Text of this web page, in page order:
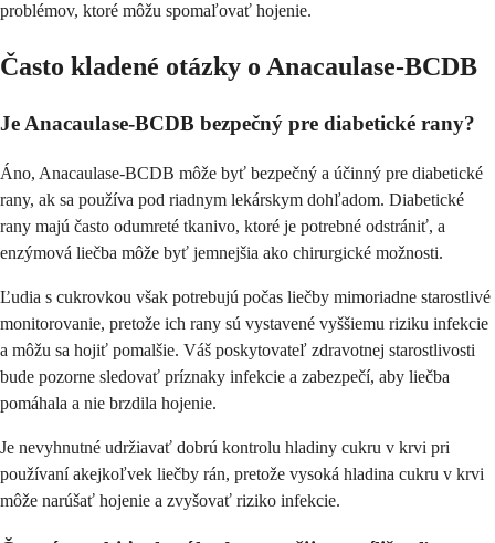
problémov, ktoré môžu spomaľovať hojenie.
Často kladené otázky o Anacaulase-BCDB
Je Anacaulase-BCDB bezpečný pre diabetické rany?
Áno, Anacaulase-BCDB môže byť bezpečný a účinný pre diabetické
rany, ak sa používa pod riadnym lekárskym dohľadom. Diabetické
rany majú často odumreté tkanivo, ktoré je potrebné odstrániť, a
enzýmová liečba môže byť jemnejšia ako chirurgické možnosti.
Ľudia s cukrovkou však potrebujú počas liečby mimoriadne starostlivé
monitorovanie, pretože ich rany sú vystavené vyššiemu riziku infekcie
a môžu sa hojiť pomalšie. Váš poskytovateľ zdravotnej starostlivosti
bude pozorne sledovať príznaky infekcie a zabezpečí, aby liečba
pomáhala a nie brzdila hojenie.
Je nevyhnutné udržiavať dobrú kontrolu hladiny cukru v krvi pri
používaní akejkoľvek liečby rán, pretože vysoká hladina cukru v krvi
môže narúšať hojenie a zvyšovať riziko infekcie.